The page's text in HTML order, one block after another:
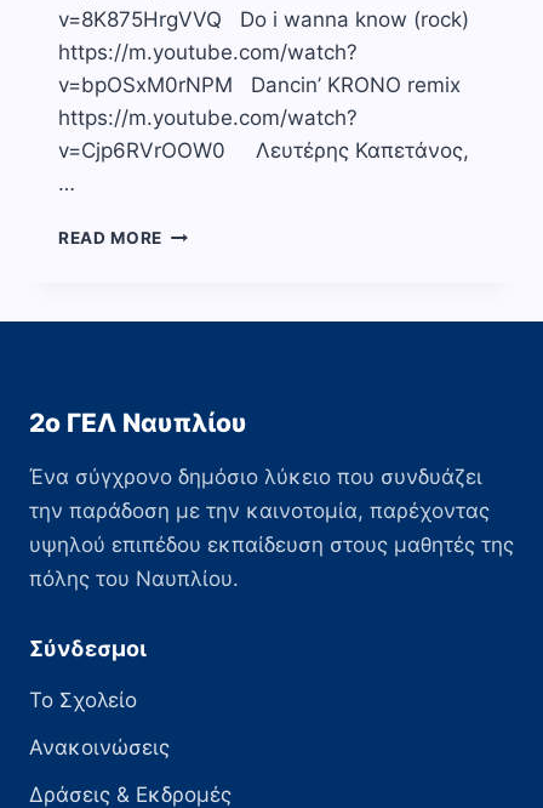
v=8K875HrgVVQ Do i wanna know (rock)
https://m.youtube.com/watch?
v=bpOSxM0rNPM Dancin’ KRONO remix
https://m.youtube.com/watch?
v=Cjp6RVrOOW0 Λευτέρης Καπετάνος,
…
READ MORE ΠΡΟΤΆΣΕΙΣ
2ο ΓΕΛ Ναυπλίου
Ένα σύγχρονο δημόσιο λύκειο που συνδυάζει
την παράδοση με την καινοτομία, παρέχοντας
υψηλού επιπέδου εκπαίδευση στους μαθητές της
πόλης του Ναυπλίου.
Σύνδεσμοι
Το Σχολείο
Ανακοινώσεις
Δράσεις & Εκδρομές